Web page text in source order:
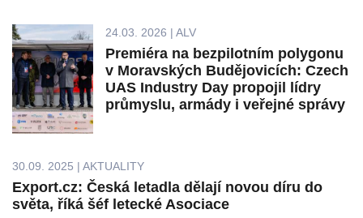
24.03. 2026 | ALV
Premiéra na bezpilotním polygonu
v Moravských Budějovicích: Czech
UAS Industry Day propojil lídry
průmyslu, armády i veřejné správy
30.09. 2025 | AKTUALITY
Export.cz: Česká letadla dělají novou díru do
světa, říká šéf letecké Asociace